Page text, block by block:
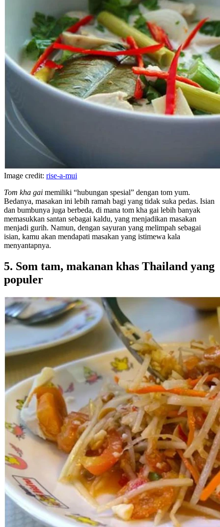
Image credit: rise-a-mui
Tom kha gai memiliki “hubungan spesial” dengan tom yum.
Bedanya, masakan ini lebih ramah bagi yang tidak suka pedas. Isian
dan bumbunya juga berbeda, di mana tom kha gai lebih banyak
memasukkan santan sebagai kaldu, yang menjadikan masakan
menjadi gurih. Namun, dengan sayuran yang melimpah sebagai
isian, kamu akan mendapati masakan yang istimewa kala
menyantapnya.
5. Som tam, makanan khas Thailand yang
populer